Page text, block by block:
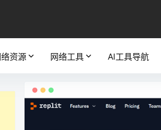
络资源 网络工具 AI工具导航